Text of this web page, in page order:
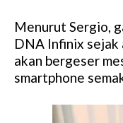
Menurut Sergio,
DNA Infinix sejak
akan bergeser
smartphone